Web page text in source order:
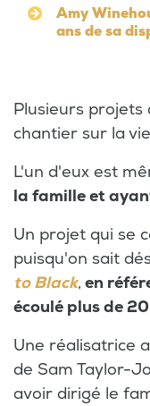
Amy
ans de sa
Plusieurs projets
chantier sur la
L'un d'eux est
la famille et
Un projet qui se
puisqu'on sait
to Black, en
écoulé plus de
Une réalisatrice
de Sam Taylor-
avoir dirigé le